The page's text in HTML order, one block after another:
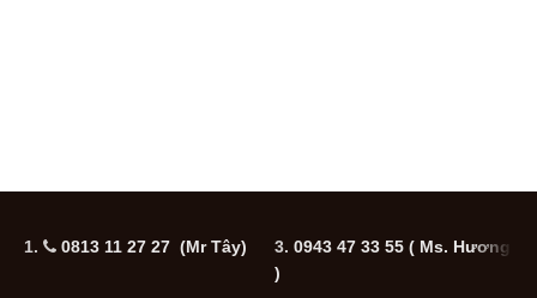
1. 0813 11 27 27 (Mr Tây) 3. 0943 47 33 55 ( Ms. Hương
)